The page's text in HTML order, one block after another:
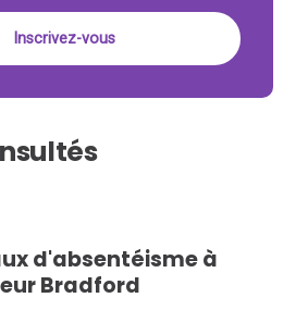
d'absentéisme à
Bradford